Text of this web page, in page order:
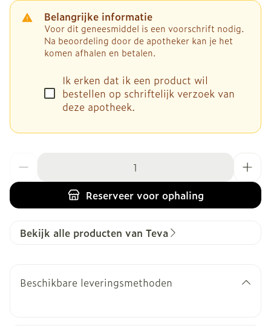
Belangrijke informatie
Voor dit geneesmiddel is een voorschrift nodig.
Na beoordeling door de apotheker kan je het
komen afhalen en betalen.
Ik erken dat ik een product wil
bestellen op schriftelijk verzoek van
deze apotheek.
Reserveervoor ophaling
Bekijk alle producten van Teva
Beschikbare leveringsmethoden